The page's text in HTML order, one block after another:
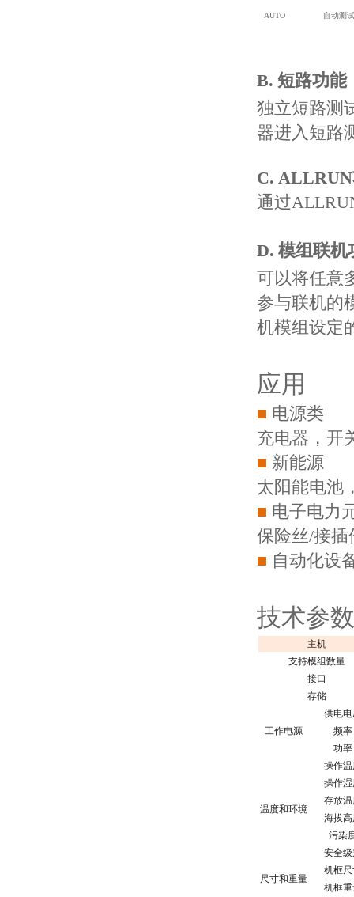
AUTO 自动测
B. 短路功能
独立短路测
器进入短路
C. ALLRUN
通过
D. 模组联机
可以将任意
参与联机的
机模组设定
应用
■ 电源类
充电器，开
■ 新能源
太阳能电池
■ 电子电力
保险丝/接插
■ 自动化设
技术参数
主机
支持模组数量
接口
存储
工作电源
供电
频率
功率
温度和环境
操作
操作
存放
海拔
污染
安全
尺寸和重量
机框
机框